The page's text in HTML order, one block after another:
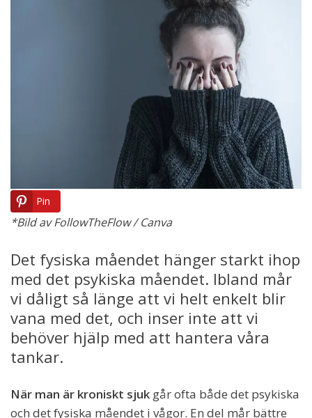
Pin
*Bild av FollowTheFlow / Canva
Det fysiska måendet hänger starkt ihop
med det psykiska måendet. Ibland mår
vi dåligt så länge att vi helt enkelt blir
vana med det, och inser inte att vi
behöver hjälp med att hantera våra
tankar.
När man är kroniskt sjuk går ofta både det psykiska
och det fysiska måendet i vågor. En del mår bättre